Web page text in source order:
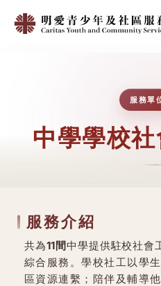
服務單
中學學校
服務介紹
共為11間中學提供駐校社會
綜合服務。學校社工以學
區資源連繫；陪伴及輔導